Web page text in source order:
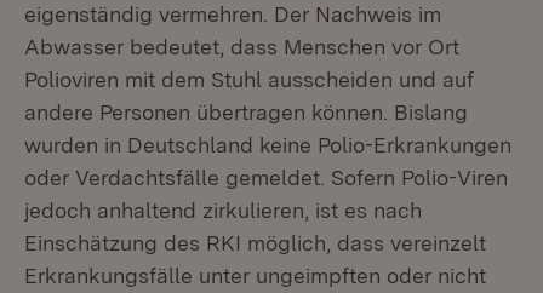
eigenständig vermehren. Der Nachweis im
Abwasser bedeutet, dass Menschen vor Ort
Polioviren mit dem Stuhl ausscheiden und auf
andere Personen übertragen können. Bislang
wurden in Deutschland keine Polio-Erkrankungen
oder Verdachtsfälle gemeldet. Sofern Polio-Viren
jedoch anhaltend zirkulieren, ist es nach
Einschätzung des RKI möglich, dass vereinzelt
Erkrankungsfälle unter ungeimpften oder nicht